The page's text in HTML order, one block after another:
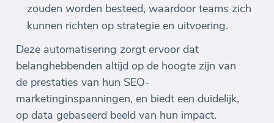
zouden worden besteed, waardoor teams zich
kunnen richten op strategie en uitvoering.
Deze automatisering zorgt ervoor dat
belanghebbenden altijd op de hoogte zijn van
de prestaties van hun SEO-
marketinginspanningen, en biedt een duidelijk,
op data gebaseerd beeld van hun impact.